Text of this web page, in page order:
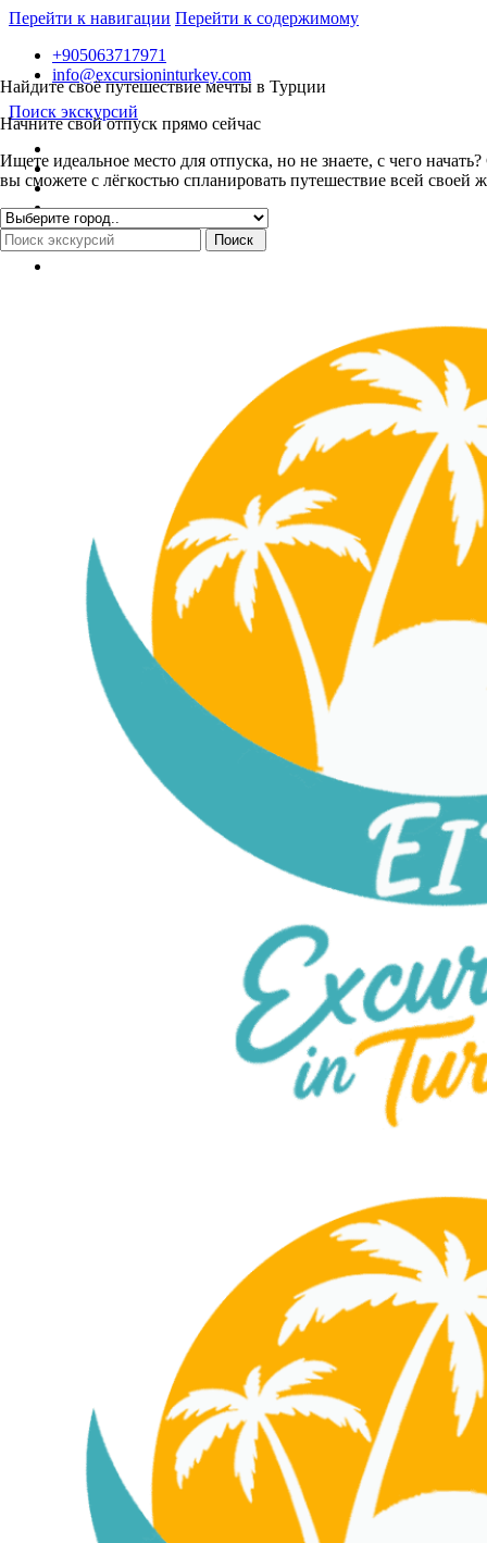
Перейти к навигации Перейти к содержимому
Найдите своё путешествие мечты в Турции
Начните свой отпуск прямо сейчас
Ищете идеальное место для отпуска, но не знаете, с чего
вы сможете с лёгкостью спланировать путешествие всей своей
+905063717971
info@excursioninturkey.com
Поиск экскурсий